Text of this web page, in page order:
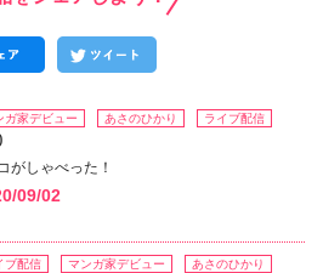
ガ家デビュー あさのひかり ライブ配信
がしゃべった！
09/02
ブ配信 マンガ家デビュー あさのひかり